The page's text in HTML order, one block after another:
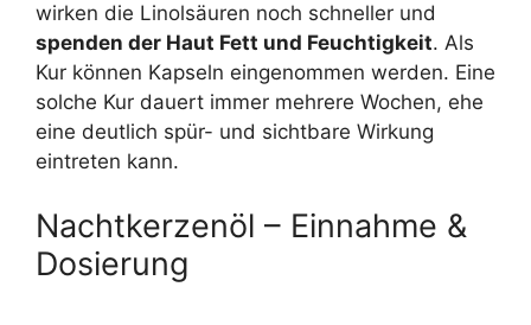
wirken die Linolsäuren noch schneller und
spenden der Haut Fett und Feuchtigkeit. Als
Kur können Kapseln eingenommen werden. Eine
solche Kur dauert immer mehrere Wochen, ehe
eine deutlich spür- und sichtbare Wirkung
eintreten kann.
Nachtkerzenöl – Einnahme &
Dosierung